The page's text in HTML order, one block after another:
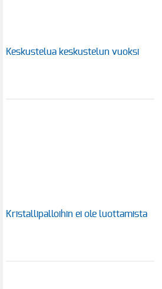
Keskustelua keskustelun vuoksi
Kristallipalloihin ei ole luottamista